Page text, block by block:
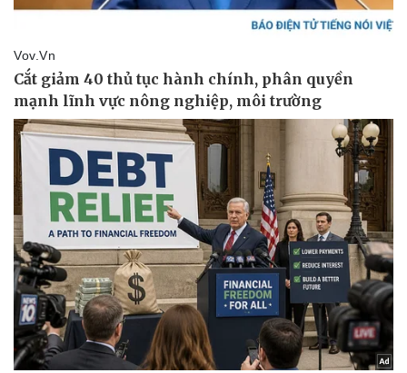
Thể thao
Bóng đá
Lịch thi đấu bóng đá
Thế giới thể thao
eSports
Hậu trường
Ô tô - Xe máy
Ô tô
Xe máy
Tư vấn